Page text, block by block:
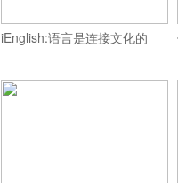
iEnglish:语言是连接文化的